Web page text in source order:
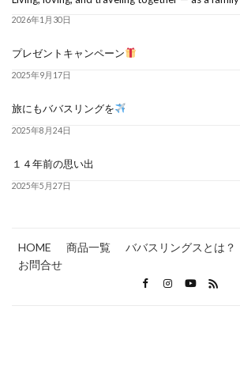
2026年1月30日
プレゼントキャンペーン
2025年9月17日
旅にもババスリングを
2025年8月24日
１４年前の思い出
2025年5月27日
HOME 商品一覧 ババスリングスとは？
お問合せ